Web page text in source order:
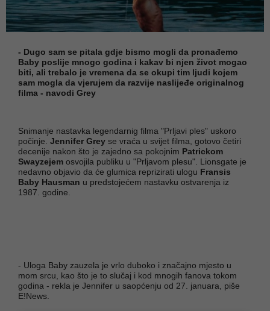
- Dugo sam se pitala gdje bismo mogli da pronađemo
Baby poslije mnogo godina i kakav bi njen život mogao
biti, ali trebalo je vremena da se okupi tim ljudi kojem
sam mogla da vjerujem da razvije naslijeđe originalnog
filma - navodi Grey
Snimanje nastavka legendarnig filma "Prljavi ples" uskoro
počinje. Jennifer Grey se vraća u svijet filma, gotovo četiri
decenije nakon što je zajedno sa pokojnim Patrickom
Swayzejem osvojila publiku u "Prljavom plesu". Lionsgate je
nedavno objavio da će glumica reprizirati ulogu Fransis
Baby Hausman u predstojećem nastavku ostvarenja iz
1987. godine.
- Uloga Baby zauzela je vrlo duboko i značajno mjesto u
mom srcu, kao što je to slučaj i kod mnogih fanova tokom
godina - rekla je Jennifer u saopćenju od 27. januara, piše
E!News.